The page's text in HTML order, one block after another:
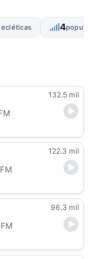
4
132.5 mil
122.3 mil
FM
96.3 mil
FM